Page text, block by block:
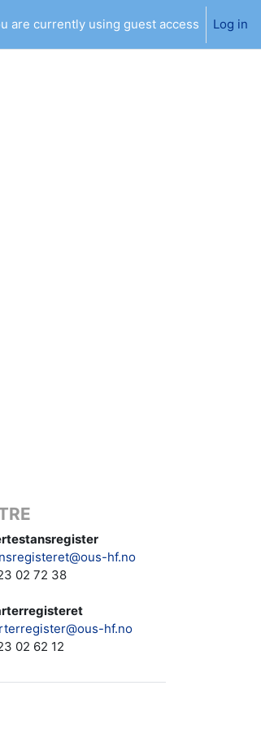
are currently using guest access Log in
hf.no
02 72 38
hf.no
02 62 12‬‬